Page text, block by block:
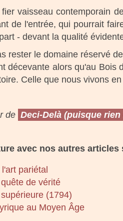
vaisseau contemporain
de l'entrée, qui pourrait
- devant la qualité
rester le domaine réservé
décevante alors qu'au
Celle que nous vivons
de Deci-Delà (puisque
avec nos autres articles
pariétal
de vérité
(1794)
au Moyen Âge